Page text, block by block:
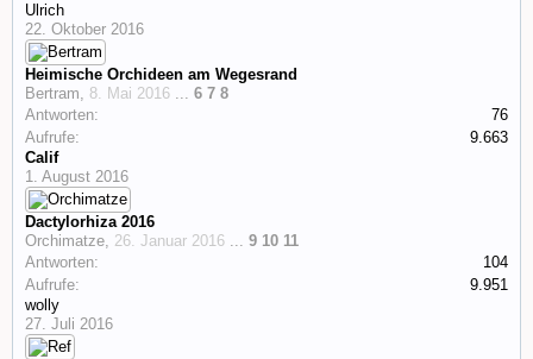
Ulrich
22. Oktober 2016
Heimische Orchideen am Wegesrand
Bertram, 8. Mai 2016 ... 6 7 8
Antworten:
76
Aufrufe:
9.663
Calif
1. August 2016
Dactylorhiza 2016
Orchimatze, 26. Januar 2016 ... 9 10 11
Antworten:
104
Aufrufe:
9.951
wolly
27. Juli 2016